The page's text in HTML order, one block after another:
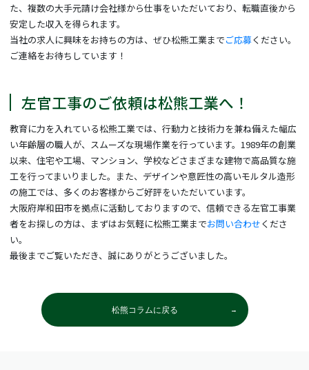
た、複数の大手元請け会社様から仕事をいただいており、転職直後から
安定した収入を得られます。
当社の求人に興味をお持ちの方は、ぜひ松熊工業までご応募ください。
ご連絡をお待ちしています！
左官工事のご依頼は松熊工業へ！
教育に力を入れている松熊工業では、行動力と技術力を兼ね備えた幅広
い年齢層の職人が、スムーズな現場作業を行っています。1989年の創業
以来、住宅や工場、マンション、学校などさまざまな建物で高品質な施
工を行ってまいりました。また、デザインや意匠性の高いモルタル造形
の施工では、多くのお客様からご好評をいただいています。
大阪府岸和田市を拠点に活動しておりますので、信頼できる左官工事業
者をお探しの方は、まずはお気軽に松熊工業までお問い合わせくださ
い。
最後までご覧いただき、誠にありがとうございました。
松熊コラムに戻る